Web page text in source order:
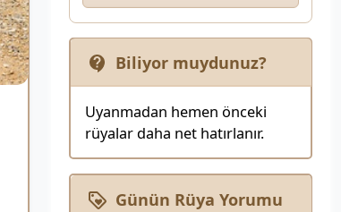
Biliyor muydunuz?
Uyanmadan hemen önceki
rüyalar daha net hatırlanır.
Günün Rüya Yorumu